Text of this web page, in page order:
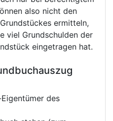
also nicht den
ermitteln,
viel Grundschulden der
eingetragen hat.
des